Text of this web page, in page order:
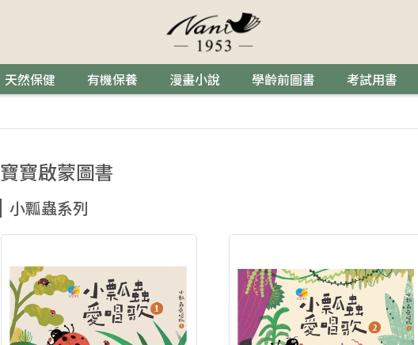
天然保健 有機保養 漫畫小說 學齡前圖書 考試用書
寶寶啟蒙圖書
小瓢蟲系列